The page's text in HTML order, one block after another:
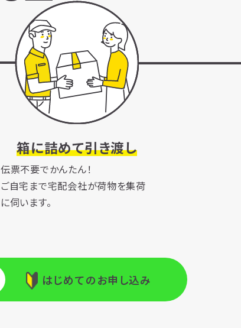
箱に詰めて引き渡し
伝票不要でかんたん！
ご自宅まで宅配会社が荷物を集荷
に伺います。
はじめてのお申し込み